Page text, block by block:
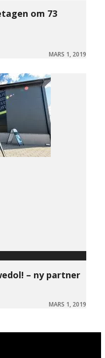
om 73
MARS 1, 2019
– ny partner
MARS 1, 2019